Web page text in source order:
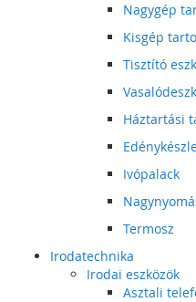
Nagygép
Kisgép
Tisztító
Háztartási
Ivópalack
Termosz
Irodatechnika
Irodai eszközök
Asztali